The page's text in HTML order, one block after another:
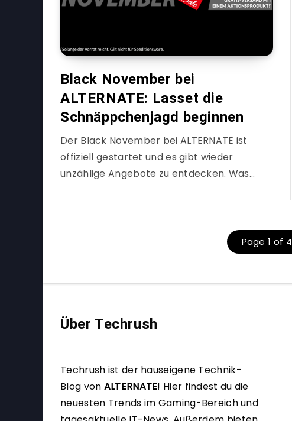
Black November bei
ALTERNATE: Lasset die
Schnäppchenjagd beginnen
Der Black November bei ALTERNATE ist
offiziell gestartet und es gibt wieder
unzählige Angebote zu entdecken. Was…
Page 1 of 4
Über Techrush
Techrush ist der hauseigene Technik-
Blog von ALTERNATE! Hier findest du die
neuesten Trends im Gaming-Bereich und